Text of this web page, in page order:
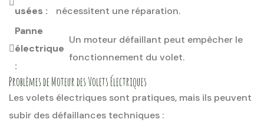
usées :
nécessitent une réparation.
Panne
électrique
:
Un moteur défaillant peut empêcher le
fonctionnement du volet.
Problèmes de Moteur des Volets Électriques
Les volets électriques sont pratiques, mais ils peuvent
subir des défaillances techniques :